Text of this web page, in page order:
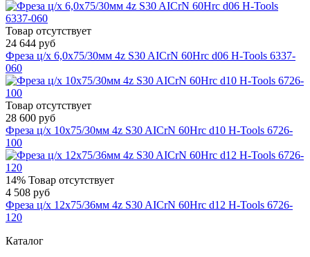
Товар отсутствует
24 644 руб
Фреза ц/х 6,0x75/30мм 4z S30 AICrN 60Hrc d06 H-Tools 6337-
060
Товар отсутствует
28 600 руб
Фреза ц/х 10x75/30мм 4z S30 AICrN 60Hrc d10 H-Tools 6726-
100
14% Товар отсутствует
4 508 руб
Фреза ц/х 12x75/36мм 4z S30 AICrN 60Hrc d12 H-Tools 6726-
120
Каталог